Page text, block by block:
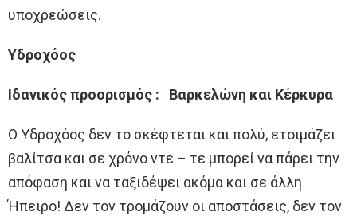
υποχρεώσεις.
Υδροχόος
Ιδανικός προορισμός : Βαρκελώνη και Κέρκυρα
Ο Υδροχόος δεν το σκέφτεται και πολύ, ετοιμάζει
βαλίτσα και σε χρόνο ντε – τε μπορεί να πάρει την
απόφαση και να ταξιδέψει ακόμα και σε άλλη
Ήπειρο! Δεν τον τρομάζουν οι αποστάσεις, δεν τον